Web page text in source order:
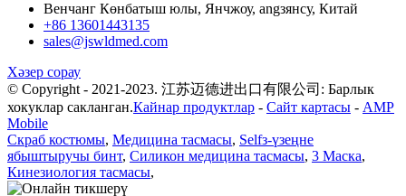
Венчанг Көнбатыш юлы, Янчжоу, angзянсу, Китай
+86 13601443135
sales@jswldmed.com
Хәзер сорау
© Copyright - 2021-2023. 江苏迈德进出口有限公司: Барлык
хокуклар сакланган.Кайнар продуктлар - Сайт картасы - AMP
Mobile
Скраб костюмы, Медицина тасмасы, Selfз-үзеңне
ябыштыручы бинт, Силикон медицина тасмасы, 3 Маска,
Кинезиология тасмасы,